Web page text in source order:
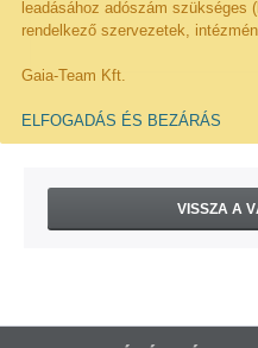
leadásához adószám szükséges
rendelkező szervezetek,
Gaia-Team Kft.
ELFOGADÁS ÉS BEZÁRÁS
VISSZA A